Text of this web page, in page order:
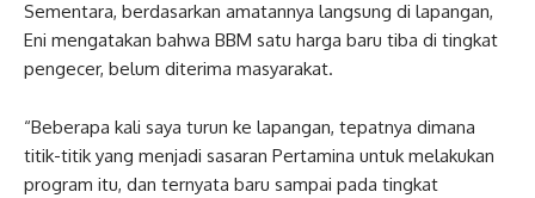
Sementara, berdasarkan amatannya langsung di lapangan,
Eni mengatakan bahwa BBM satu harga baru tiba di tingkat
pengecer, belum diterima masyarakat.
“Beberapa kali saya turun ke lapangan, tepatnya dimana
titik-titik yang menjadi sasaran Pertamina untuk melakukan
program itu, dan ternyata baru sampai pada tingkat